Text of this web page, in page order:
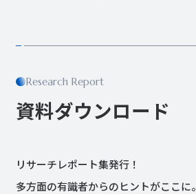
Research Report
資料ダウンロード
リサーチレポート集発行！
多方面の有識者からのヒントがここに。